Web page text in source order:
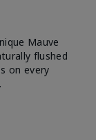
Mauve
flushed
on every